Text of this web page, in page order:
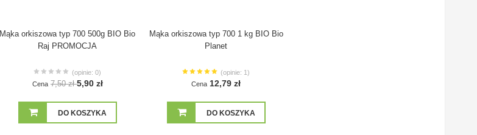
Mąka orkiszowa typ 700 500g BIO Bio
Raj PROMOCJA
(opinie: 0)
Cena 7,50 zł5,90 zł
DO KOSZYKA
Mąka orkiszowa typ 700 1 kg BIO Bio
Planet
(opinie: 1)
Cena 12,79 zł
DO KOSZYKA